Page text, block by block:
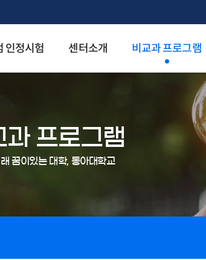
인정시험 센터소개 비교과 프로그램
과 프로그램
꿈이있는 대학, 동아대학교